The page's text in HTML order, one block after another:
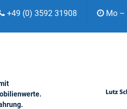
+49 (0) 3592 31908 Mo –